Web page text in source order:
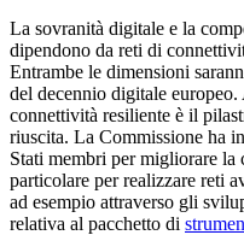
La sovranità digitale e la
dipendono da reti di
Entrambe le dimensioni
del decennio digitale
connettività resiliente è il
riuscita. La Commissione ha
Stati membri per migliorare
particolare per realizzare reti
ad esempio attraverso gli
relativa al pacchetto di